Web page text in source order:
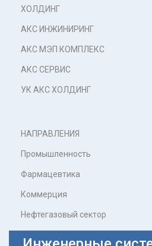
ХОЛДИНГ
АКС ИНЖИНИРИНГ
АКС МЭП КОМПЛЕКС
АКС СЕРВИС
УК АКС ХОЛДИНГ
НАПРАВЛЕНИЯ
Промышленность
Фармацевтика
Коммерция
Нефтегазовый сектор